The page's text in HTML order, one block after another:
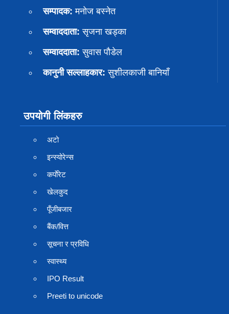
सम्पादक: मनोज बस्नेत
सम्वाददाता: सृजना खड्का
सम्वाददाता: सुवास पाैडेल
कानुनी सल्लाहकार: सुशीलकाजी बानियाँ
उपयोगी लिंकहरु
अटो
इन्स्योरेन्स
कर्पाेरेट
खेलकुद
पूँजीबजार
बैंक/वित्त
सूचना र प्रविधि
स्वास्थ्य
IPO Result
Preeti to unicode